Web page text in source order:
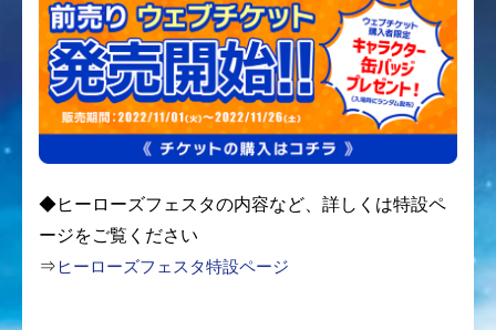
◆ヒーローズフェスタの内容など、詳しくは特設ペ
ージをご覧ください
⇒ ヒーローズフェスタ特設ページ